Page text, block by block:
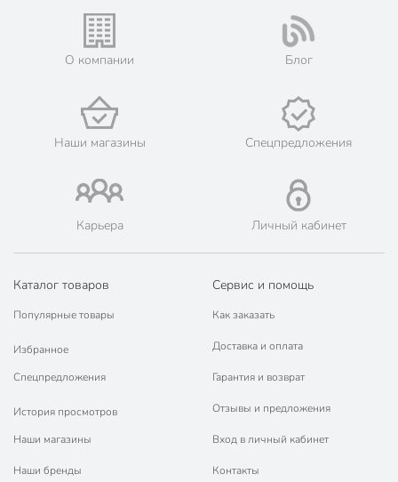
Жители Московской области могут сделать заказ и оплатить
его онлайн на официальном сайте сети магазинов Порядок.
💳 Оплата: онлайн на сайте интернет-гипермаркета или
🛍 Скидки, акции, распродажи каждый день!
📜 Только оригинальная продукция. Интернет-гипермаркет
Порядок - официальный представитель ведущих мировых
марок.
О компании Блог
Наши магазины Спецпредложения
Карьера Личный кабинет
Каталог товаров
Популярные товары
Избранное
Спецпредложения
История просмотров
Наши магазины
Наши бренды
Сервис и помощь
Как заказать
Доставка и оплата
Гарантия и возврат
Отзывы и предложения
Вход в личный кабинет
Контакты